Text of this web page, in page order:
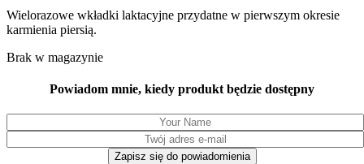
Wielorazowe wkładki laktacyjne przydatne w pierwszym okresie
karmienia piersią.
Brak w magazynie
Powiadom mnie, kiedy produkt będzie dostępny